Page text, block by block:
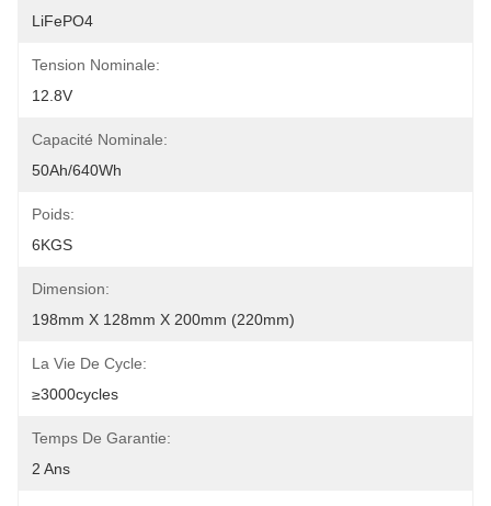
LiFePO4
Tension Nominale:
12.8V
Capacité Nominale:
50Ah/640Wh
Poids:
6KGS
Dimension:
198mm X 128mm X 200mm (220mm)
La Vie De Cycle:
≥3000cycles
Temps De Garantie:
2 Ans